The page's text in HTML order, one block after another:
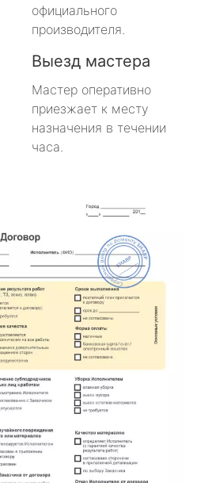
официального
производителя.
Выезд мастера
Мастер оперативно
приезжает к месту
назначения в течении
часа.